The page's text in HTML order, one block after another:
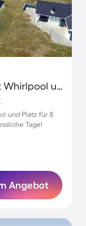
Voll ausgestattetes Ferienhaus mit Whirlpool und Grill | Strand in der Nähe | Haustiere sind willkommen
und Platz für 8
Tage!
Angebot